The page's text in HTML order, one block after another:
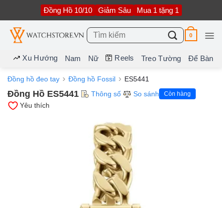
nội
dung
Đồng Hồ 10/10 Giảm Sâu Mua 1 tặng 1
Tìm
kiếm:
0
Xu Hướng Nam Nữ Reels Treo Tường Để Bàn
Đồng hồ đeo tay Đồng hồ Fossil ES5441
Đồng Hồ ES5441 Thông số So sánh Còn hàng
Yêu thích